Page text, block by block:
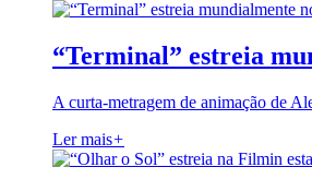
“Terminal” estreia
A curta-metragem de animação de
Ler mais+